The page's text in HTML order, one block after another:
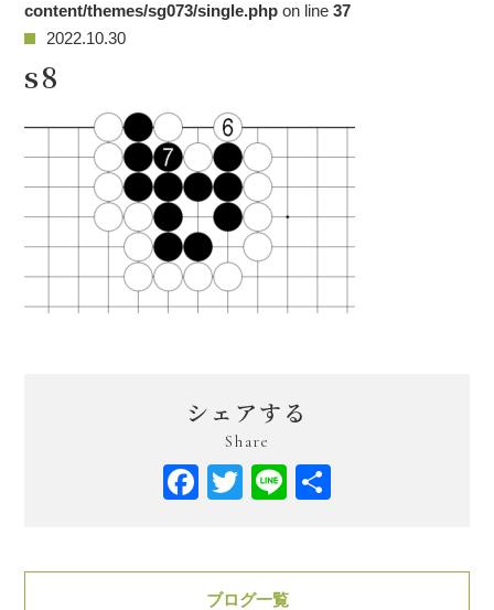
content/themes/sg073/single.php on line37
2022.10.30
s8
シェアする
Share
Facebook
Twitter
Line
ブログ一覧